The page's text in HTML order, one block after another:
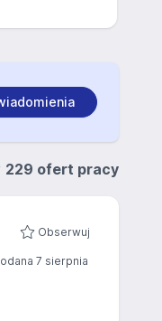
229 ofert pracy
Obserwuj
7 sierpnia